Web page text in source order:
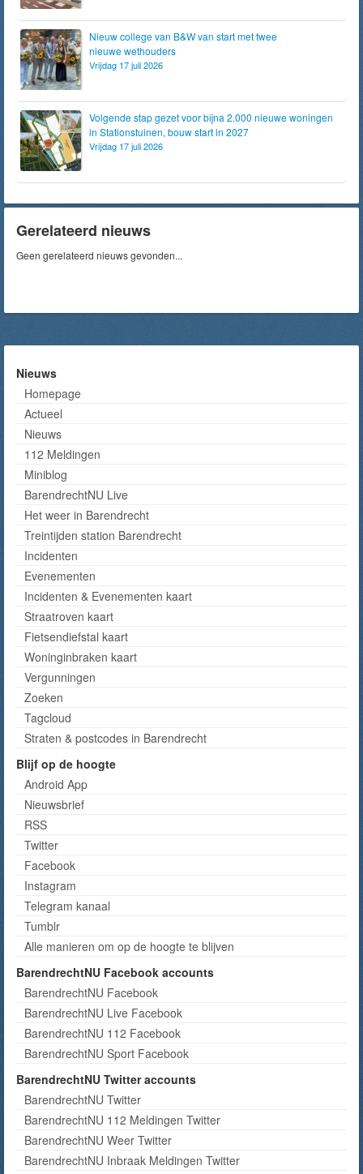
Nieuw college van B&W van start met twee
nieuwe wethouders
Vrijdag 17 juli 2026
Volgende stap gezet voor bijna 2.000 nieuwe woningen
in Stationstuinen, bouw start in 2027
Vrijdag 17 juli 2026
Gerelateerd nieuws
Geen gerelateerd nieuws gevonden...
Nieuws
Homepage
Actueel
Nieuws
112 Meldingen
Miniblog
BarendrechtNU Live
Het weer in Barendrecht
Treintijden station Barendrecht
Incidenten
Evenementen
Incidenten & Evenementen kaart
Straatroven kaart
Fietsendiefstal kaart
Woninginbraken kaart
Vergunningen
Zoeken
Tagcloud
Straten & postcodes in Barendrecht
Blijf op de hoogte
Android App
Nieuwsbrief
RSS
Twitter
Facebook
Instagram
Telegram kanaal
Tumblr
Alle manieren om op de hoogte te blijven
BarendrechtNU Facebook accounts
BarendrechtNU Facebook
BarendrechtNU Live Facebook
BarendrechtNU 112 Facebook
BarendrechtNU Sport Facebook
BarendrechtNU Twitter accounts
BarendrechtNU Twitter
BarendrechtNU 112 Meldingen Twitter
BarendrechtNU Weer Twitter
BarendrechtNU Inbraak Meldingen Twitter